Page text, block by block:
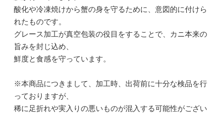
酸化や冷凍焼けから蟹の身を守るために、意図的に付けら
れたものです。
グレース加工が真空包装の役目をすることで、カニ本来の
旨みを封じ込め、
鮮度と食感を守っています。
※本商品につきまして、加工時、出荷前に十分な検品を行
っておりますが、
稀に足折れや実入りの悪いものが混入する可能性がござい